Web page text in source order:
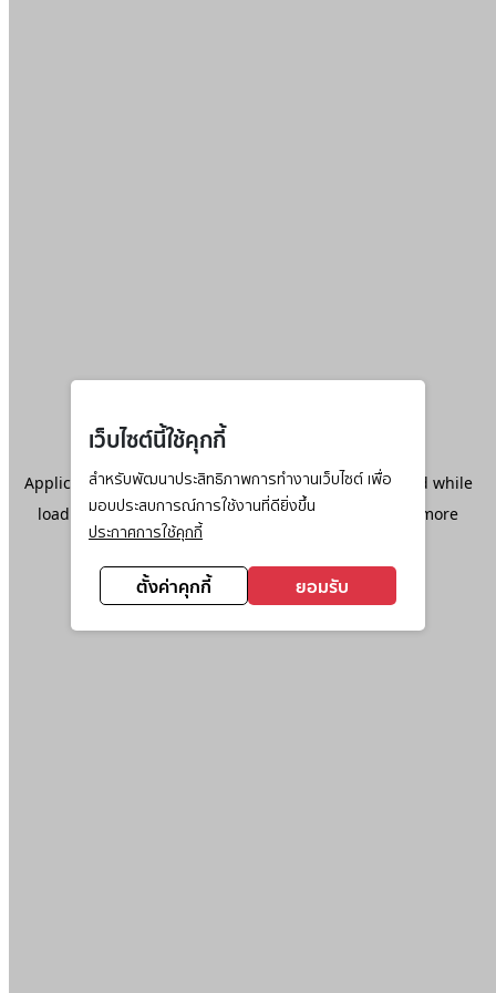
เว็บไซต์นี้ใช้คุกกี้
สำหรับพัฒนาประสิทธิภาพการทำงานเว็บไซต์ เพื่อ
มอบประสบการณ์การใช้งานที่ดียิ่งขึ้น
ประกาศการใช้คุกกี้
ตั้งค่าคุกกี้ ยอมรับ
Application error: aclient-side exception has occurred while
loadingwww.ktc.co.th(see the browser console
for more
information).